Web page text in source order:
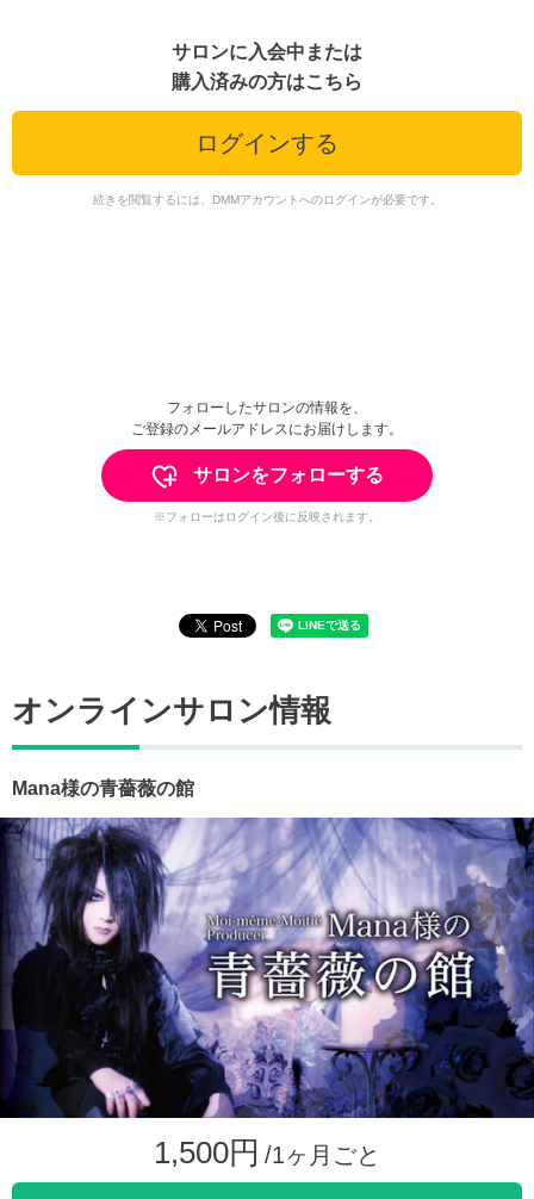
サロンに入会中または
購入済みの方はこちら
ログインする
続きを閲覧するには、DMMアカウントへのログインが必要です。
フォローしたサロンの情報を、
ご登録のメールアドレスにお届けします。
サロンをフォローする
※フォローはログイン後に反映されます。
オンラインサロン情報
Mana様の青薔薇の館
1,500円 /1ヶ月ごと